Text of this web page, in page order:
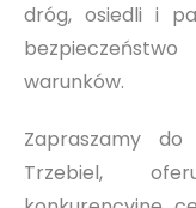
dróg, osiedli i
warunków.
Zapraszamy
Trzebiel,